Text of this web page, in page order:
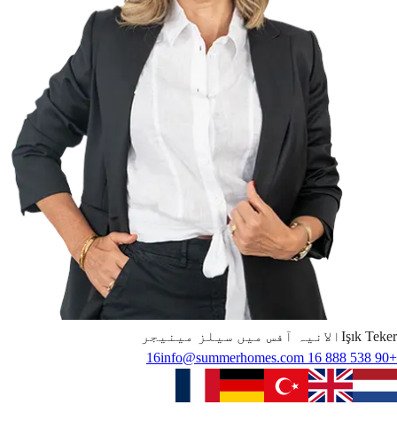
Işık Teker
الانیہ آفس میں سیلز مینیجر
+90 538 888 16 16
info@summerhomes.com